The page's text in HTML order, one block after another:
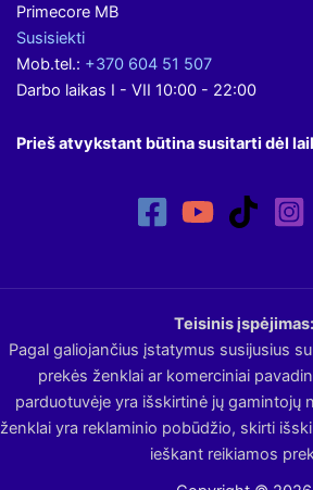
Primecore MB
Susisiekti
Mob.tel.: +370 604 51 507
Darbo laikas I - VII 10:00 - 22:00
Prieš atvykstant būtina susitarti dėl
Teisinis įspėjimas:
Pagal galiojančius įstatymus susijusius
prekės ženklai ar komerciniai
parduotuvėje yra išskirtinė jų gamintojų
ženklai yra reklaminio pobūdžio, skirti
ieškant reikiamos